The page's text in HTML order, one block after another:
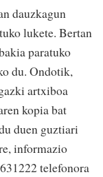
dauzkagun
lukete. Bertan
paratuko
du. Ondotik,
artxiboa
kopia bat
duen guztiari
informazio
telefonora